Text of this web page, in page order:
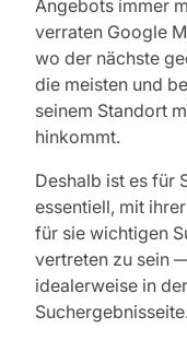
Angebots immer
verraten Google
wo der nächste
die meisten und
seinem Standort
hinkommt.
Deshalb ist es für
essentiell, mit
für sie wichtigen
vertreten zu sein
idealerweise in
Suchergebnisseite.